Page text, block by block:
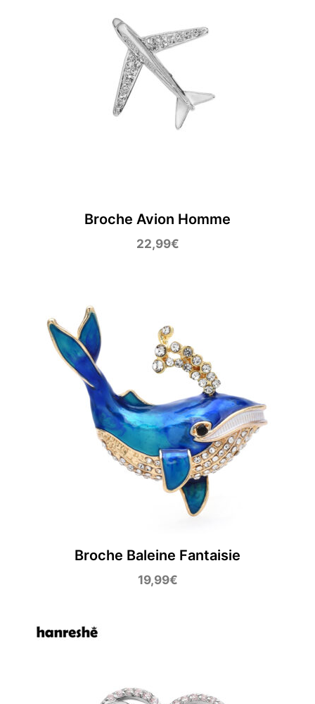
Broche Avion Homme
22,99€
Broche Baleine Fantaisie
19,99€